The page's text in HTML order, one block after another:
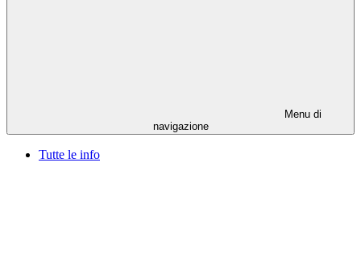
Menu di
navigazione
Tutte le info